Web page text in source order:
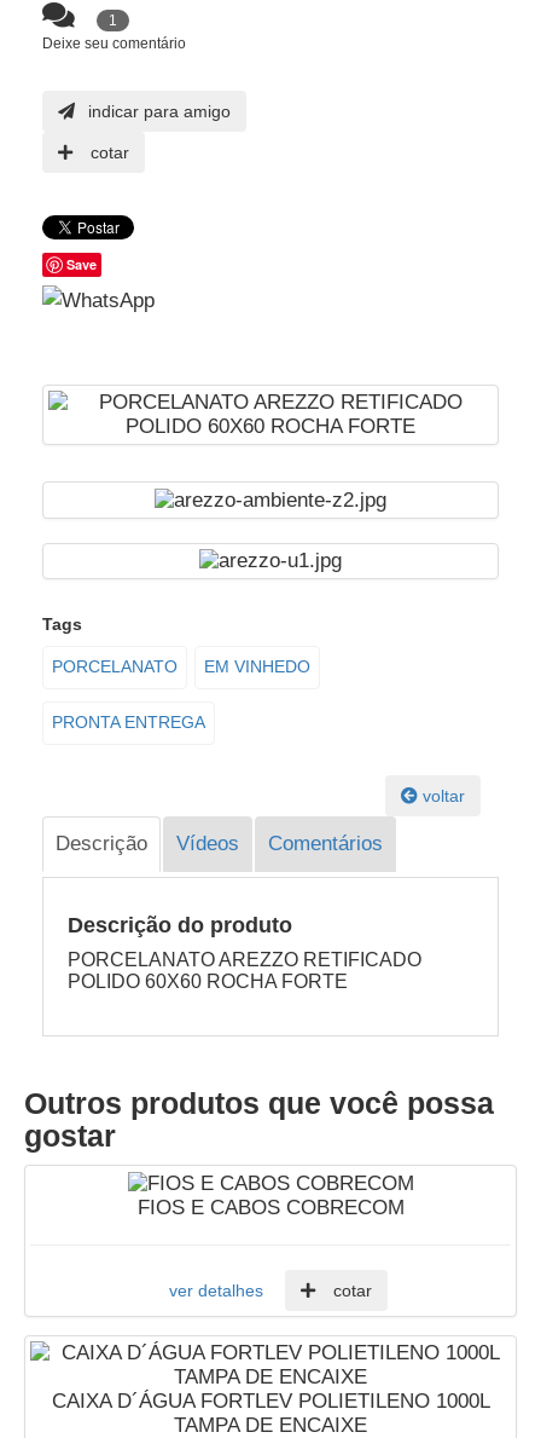
1
Deixe seu comentário
indicar para amigo
cotar
Save
Tags
PORCELANATO EM VINHEDO
PRONTA ENTREGA
voltar
Descrição Vídeos Comentários
Descrição do produto
PORCELANATO AREZZO RETIFICADO
POLIDO 60X60 ROCHA FORTE
Outros produtos que você possa
gostar
FIOS E CABOS COBRECOM
ver detalhes cotar
CAIXA D´ÁGUA FORTLEV POLIETILENO 1000L
TAMPA DE ENCAIXE